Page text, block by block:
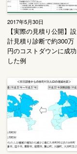
2017年5月30日
【実際の見積り公開】設
計見積り診断で約300万
円のコストダウンに成功
した例